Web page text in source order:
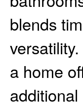
blends
a home